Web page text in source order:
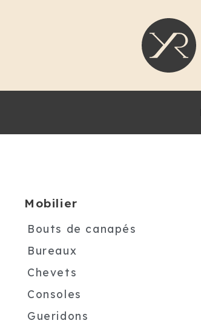
Mobilier
Bouts de canapés
Bureaux
Chevets
Consoles
Gueridons